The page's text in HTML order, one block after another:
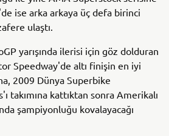
ise arka arkaya üç defa birinci
ulaştı.
yarışında ilerisi için göz dolduran
Speedway'de altı finişin en iyi
2009 Dünya Superbike
takımına kattıktan sonra Amerikalı
şampiyonluğu kovalayacağı